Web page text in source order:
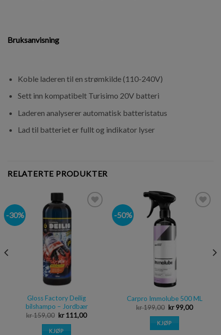
Bruksanvisning
Koble laderen til en strømkilde (110-240V)
Sett inn kompatibelt Turisimo 20V batteri
Laderen analyserer automatisk batteristatus
Lad til batteriet er fullt og indikator lyser
RELATERTE PRODUKTER
-30%
Gloss Factory Deilig
bilshampo – Jordbær
kr159,00 kr111,00
KJØP
-50%
Carpro Immolube 500 ML
kr199,00 kr99,00
KJØP